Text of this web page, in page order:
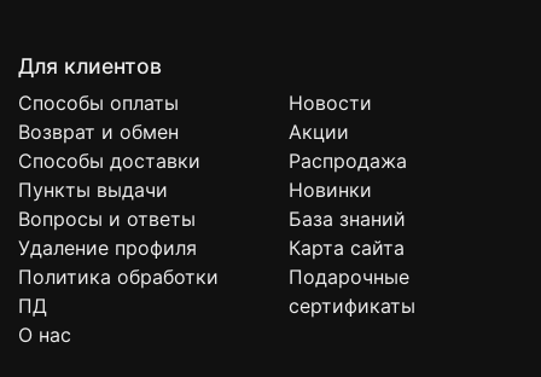
Для клиентов
Способы оплаты
Возврат и обмен
Способы доставки
Пункты выдачи
Вопросы и ответы
Удаление профиля
Политика обработки
ПД
О нас
Новости
Акции
Распродажа
Новинки
База знаний
Карта сайта
Подарочные
сертификаты